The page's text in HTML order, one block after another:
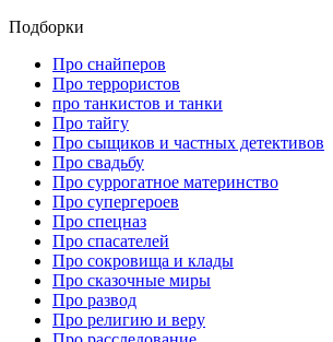
Подборки
Про снайперов
Про террористов
про танкистов и танки
Про тайгу
Про сыщиков и частных детективов
Про свадьбу
Про суррогатное материнство
Про супергероев
Про спецназ
Про спасателей
Про сокровища и клады
Про сказочные миры
Про развод
Про религию и веру